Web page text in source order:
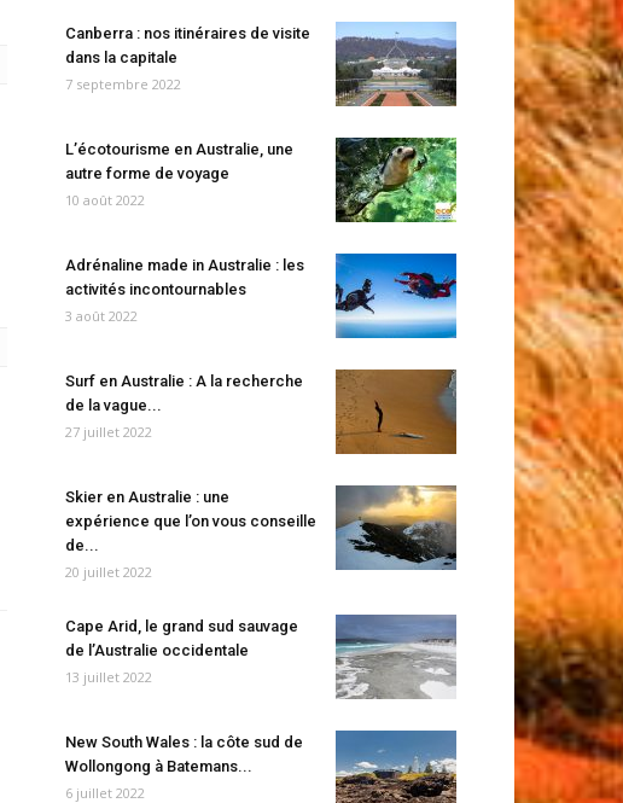
Canberra : nos itinéraires de visite
dans la capitale
7 septembre 2022
L’écotourisme en Australie, une
autre forme de voyage
10 août 2022
Adrénaline made in Australie : les
activités incontournables
3 août 2022
Surf en Australie : A la recherche
de la vague...
27 juillet 2022
Skier en Australie : une
expérience que l’on vous conseille
de...
20 juillet 2022
Cape Arid, le grand sud sauvage
de l’Australie occidentale
13 juillet 2022
New South Wales : la côte sud de
Wollongong à Batemans...
6 juillet 2022